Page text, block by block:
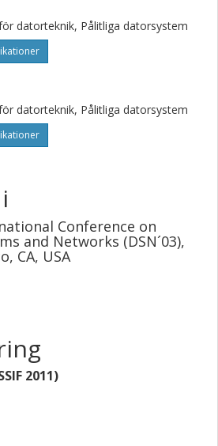
datorteknik, Pålitliga datorsystem
datorteknik, Pålitliga datorsystem
Conference on
and Networks (DSN´03),
CA, USA
2011)